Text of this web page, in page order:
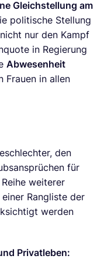
Gleichstellung am
politische Stellung
nur den Kampf
in Regierung
Abwesenheit
Frauen in allen
den
für
weiterer
Rangliste der
werden
Privatleben: